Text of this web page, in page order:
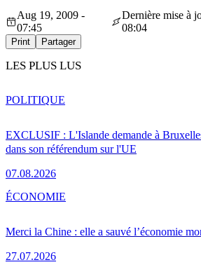
Aug 19, 2009 -
07:45
Dernière mise à
08:04
Print Partager
LES PLUS LUS
EXCLUSIF : L'Islande demande à
dans son référendum sur l'UE
07.08.2026
POLITIQUE
Merci la Chine : elle a sauvé l’économie
27.07.2026
ÉCONOMIE